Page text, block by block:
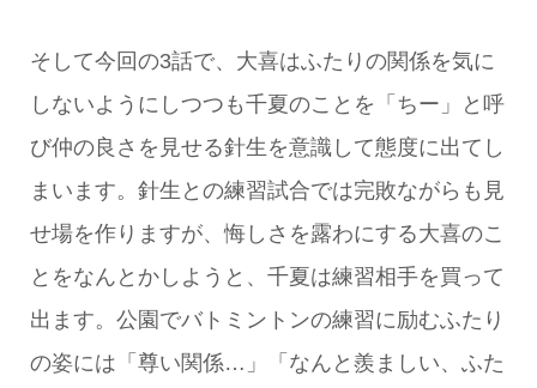
そして今回の3話で、大喜はふたりの関係を気に
しないようにしつつも千夏のことを「ちー」と呼
び仲の良さを見せる針生を意識して態度に出てし
まいます。針生との練習試合では完敗ながらも見
せ場を作りますが、悔しさを露わにする大喜のこ
とをなんとかしようと、千夏は練習相手を買って
出ます。公園でバトミントンの練習に励むふたり
の姿には「尊い関係…」「なんと羨ましい、ふた